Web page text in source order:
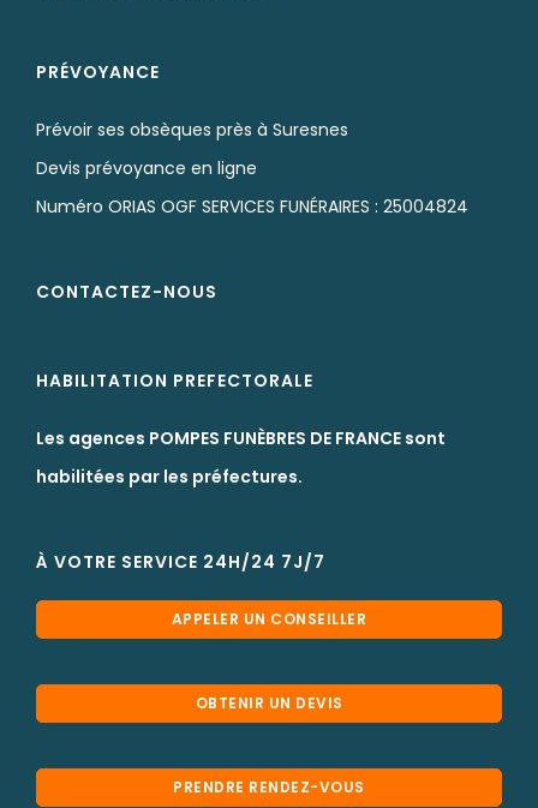
PRÉVOYANCE
Prévoir ses obsèques près à Suresnes
Devis prévoyance en ligne
Numéro ORIAS OGF SERVICES FUNÉRAIRES : 25004824
CONTACTEZ-NOUS
HABILITATION PREFECTORALE
Les agences POMPES FUNÈBRES DE FRANCE sont
habilitées par les préfectures.
À VOTRE SERVICE 24H/24 7J/7
APPELER UN CONSEILLER
OBTENIR UN DEVIS
PRENDRE RENDEZ-VOUS